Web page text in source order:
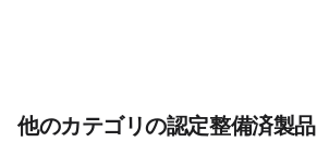
他のカテゴリの認定整備済製品